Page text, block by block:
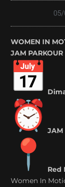
WOMEN IN
JAM PARKOUR
JAM
Red
Women In